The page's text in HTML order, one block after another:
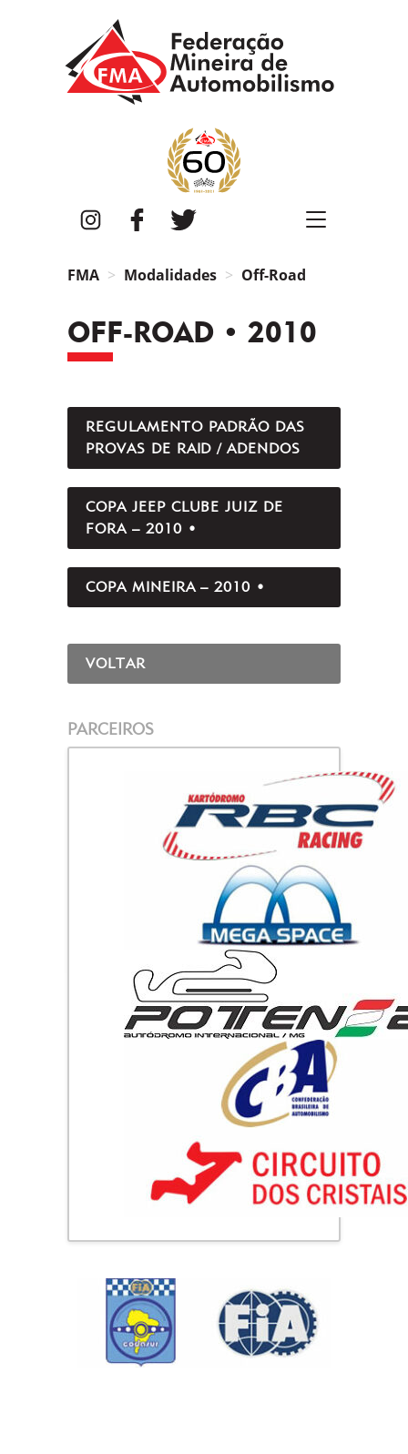
InstagramFacebook
FMA Modalidades Off-Road
OFF-ROAD • 2010
REGULAMENTO PADRÃO DAS
PROVAS DE RAID / ADENDOS
COPA JEEP CLUBE JUIZ DE
FORA – 2010 •
COPA MINEIRA – 2010 •
VOLTAR
PARCEIROS